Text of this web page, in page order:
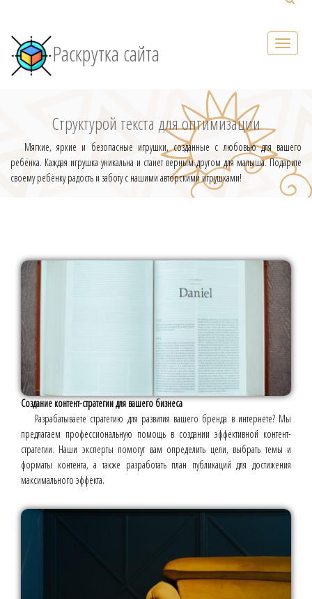
Раскрутка сайта
Структурой текста для оптимизации
Мягкие, яркие и безопасные игрушки, созданные с любовью для вашего
ребёнка. Каждая игрушка уникальна и станет верным другом для малыша. Подарите
своему ребёнку радость и заботу с нашими авторскими игрушками!
Создание контент-стратегии для вашего бизнеса
Разрабатываете стратегию для развития вашего бренда в интернете? Мы
предлагаем профессиональную помощь в создании эффективной контент-
стратегии. Наши эксперты помогут вам определить цели, выбрать темы и
форматы контента, а также разработать план публикаций для достижения
максимального эффекта.